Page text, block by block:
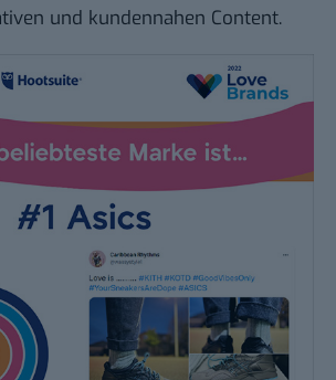
und kundennahen Content.